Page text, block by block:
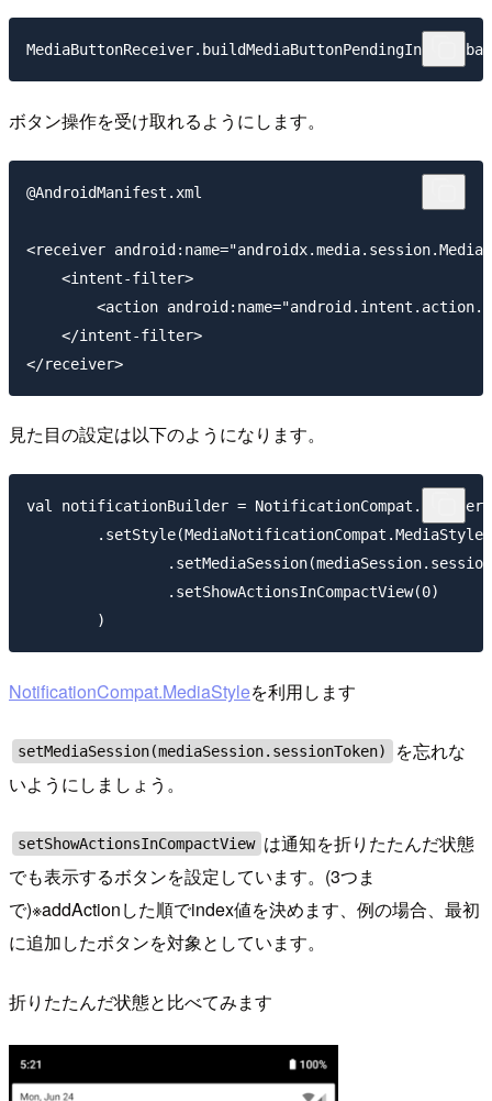
ボタン操作を受け取れるようにします。
@AndroidManifest.xml
<receiver
    <intent-filter>
<action
    </intent-filter>
見た目の設定は以下のようになります。
val notificationBuilder =
                .setShowActionsInCompactView(0)
NotificationCompat.MediaStyleを利用します
setMediaSession(mediaSession.sessionToken)
を忘れな
いようにしましょう。
setShowActionsInCompactView は通知を折りたたんだ状態
でも表示するボタンを設定しています。(3つま
で)※addActionした順でindex値を決めます、例の場合、最初
に追加したボタンを対象としています。
折りたたんだ状態と比べてみます